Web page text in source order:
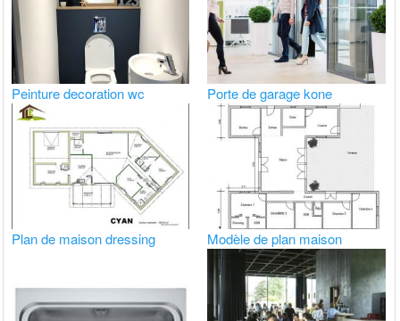
Peinture decoration wc Porte de garage kone
Plan de maison dressing Modèle de plan maison